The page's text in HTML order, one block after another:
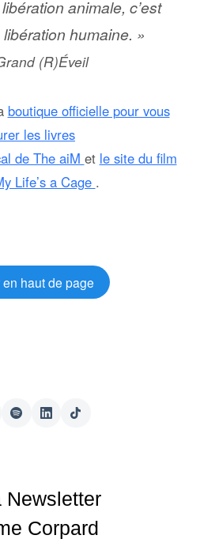
animale, c’est
humaine. »
(R)Éveil
boutique officielle pour vous
les livres
de The aiM et le site du film
Life’s a Cage .
en haut de page
Newsletter
Corpard